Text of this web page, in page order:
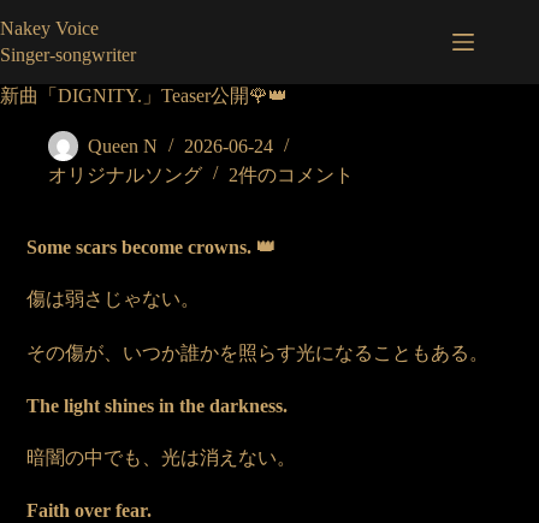
ン
テ
ン
ツ
Nakey Voice
Singer-songwriter
新曲「DIGNITY.」Teaser公開🌹👑
Queen N
2026-06-24
オリジナルソング
2件のコメント
Some scars become crowns. 👑
傷は弱さじゃない。
その傷が、いつか誰かを照らす光になることもある。
The light shines in the darkness.
暗闇の中でも、光は消えない。
Faith over fear.